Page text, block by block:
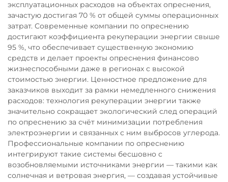
эксплуатационных расходов на объектах опреснения,
зачастую достигая 70 % от общей суммы операционных
затрат. Современные компании по опреснению
достигают коэффициента рекуперации энергии свыше
95 %, что обеспечивает существенную экономию
средств и делает проекты опреснения финансово
жизнеспособными даже в регионах с высокой
стоимостью энергии. Ценностное предложение для
заказчиков выходит за рамки немедленного снижения
расходов: технология рекуперации энергии также
значительно сокращает экологический след операций
по опреснению за счёт минимизации потребления
электроэнергии и связанных с ним выбросов углерода.
Профессиональные компании по опреснению
интегрируют такие системы бесшовно с
возобновляемыми источниками энергии — такими как
солнечная и ветровая энергия, — создавая устойчивые